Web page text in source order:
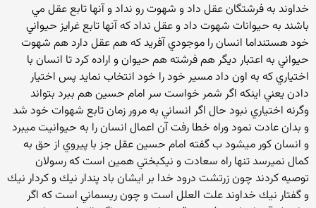
خداوند به فرشتگان عقل داد و شهوت رو نداد و آنها تابع عقل مي
باشند به حيوانات شهوت داد و عقل نداد كه آنها تابع غرايز حيواني
خود هستنداما انسان را موجودي آفريد كه هم عقل دارد هم شهوت
حيواني به اعتبار ديگر هم فرشته هم حيوان و اراده كرد تا انسان با
اختياري كه به اون داد مسير خود را خود انتخاب نمايد پس اختيار
دادن يعني اينكه اگر شمر خواست سر امام حسين هم ببرد بتواند
وگرنه اختياري نبود حال اگر انساني به مرور زمان تابع شهوات خود شد
و بدان عادت نمود وراه خطا رفت آن اعمال انسان را به حيوانيت ميبرد
و انسان كور ميشود ب گفته امام حسين عقل جز با پيروي از حق به
كمال نميرسد تنها راه سعادت و نيكبختي همين است كه رسولان
توصيه كردند چون زرتشت درود خدا بر ايشان باد پندار نيك و كردار نيك
و گفتار نيك خداوند علت العلل است و چون ريسماني است كه اگر